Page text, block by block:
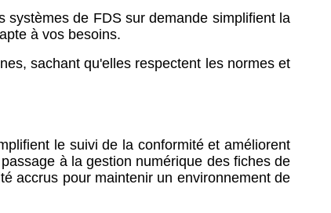
systèmes de FDS sur demande simplifient la
à vos besoins.
sachant qu'elles respectent les normes et
le suivi de la conformité et améliorent
à la gestion numérique des fiches de
accrus pour maintenir un environnement de